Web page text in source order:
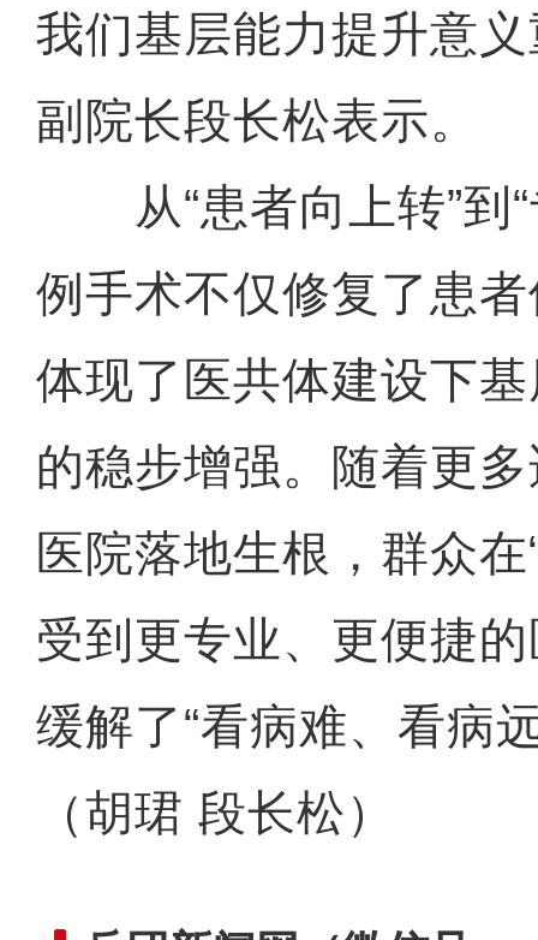
我们基层能力提升意
副院长段长松表示。
从“患者向上转”到“
例手术不仅修复了患
体现了医共体建设下
的稳步增强。随着更
医院落地生根，群众在
受到更专业、更便捷
缓解了“看病难、看病
（胡珺 段长松）